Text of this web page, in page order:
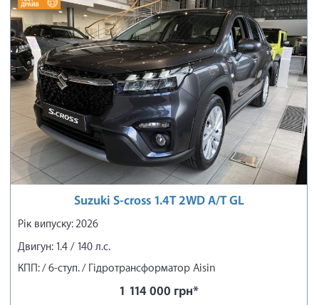
Suzuki S-cross 1.4T 2WD A/T GL
Рік випуску: 2026
Двигун: 1.4 / 140 л.с.
КПП: / 6-ступ. / Гідротрансформатор Aisin
1 114 000 грн*